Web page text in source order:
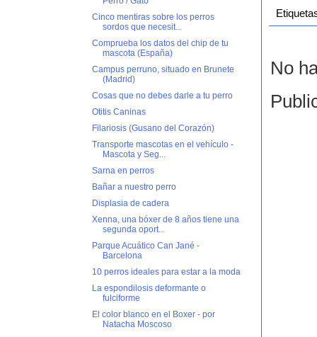
No
Cinco mentiras sobre los perros
sordos que necesit...
Comprueba los datos del chip de tu
mascota (España)
Campus perruno, situado en Brunete
(Madrid)
Cosas que no debes darle a tu perro
Otitis Caninas
Filariosis (Gusano del Corazón)
Transporte mascotas en el vehículo -
Mascota y Seg...
Sarna en perros
Bañar a nuestro perro
Displasia de cadera
Xenna, una bóxer de 8 años tiene una
segunda oport...
Parque Acuático Can Jané -
Barcelona
10 perros ideales para estar a la moda
La espondilosis deformante o
fulciforme
El color blanco en el Boxer - por
Natacha Moscoso